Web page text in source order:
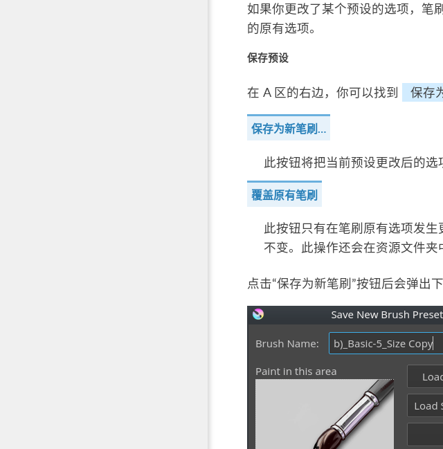
如果你更改了某个预设的选项，笔
的原有选项。
保存预设
在 A 区的右边，你可以找到 保存
保存为新笔刷…
此按钮将把当前预设更改后的
覆盖原有笔刷
此按钮只有在笔刷原有选项发
不变。此操作还会在资源文件夹
点击“保存为新笔刷”按钮后会弹出